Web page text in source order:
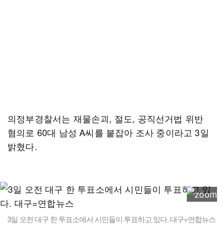
의정부경찰서는 재물손괴, 절도, 공직선거법 위반
혐의로 60대 남성 A씨를 붙잡아 조사 중이라고 3일
밝혔다.
3일 오전 대구 한 투표소에서 시민들이 투표하고 있다. 대구=연합뉴스